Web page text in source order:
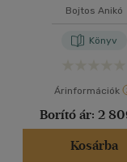
Bojtos Anikó
Könyv
Árinformációk
Borító ár: 2
Kosárba